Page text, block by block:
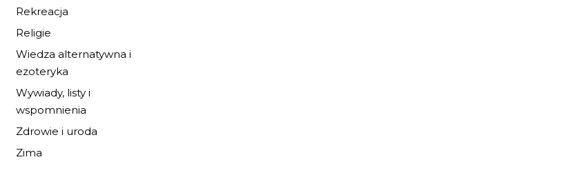
Rekreacja
Religie
Wiedza alternatywna i
ezoteryka
Wywiady, listy i
wspomnienia
Zdrowie i uroda
Zima